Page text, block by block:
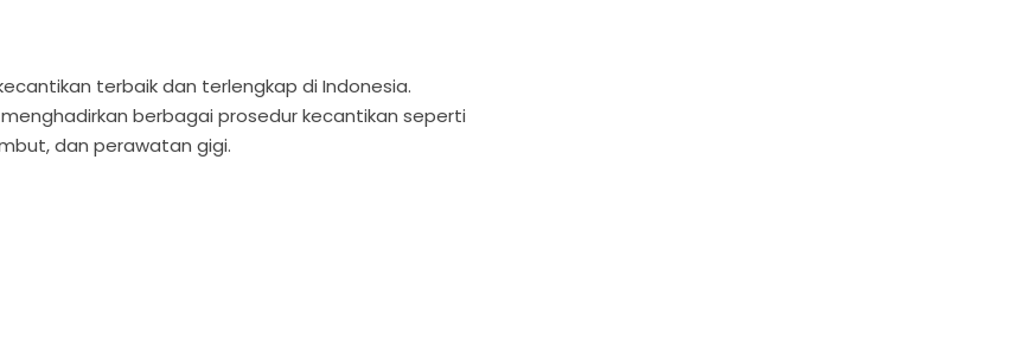
terbaik dan terlengkap di Indonesia.
berbagai prosedur kecantikan seperti
dan perawatan gigi.